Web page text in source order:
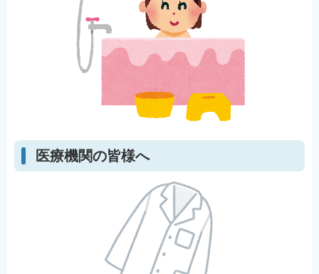
医療機関の皆様へ